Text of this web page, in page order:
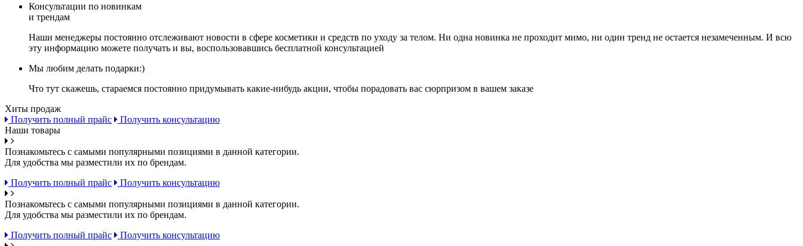
Консультации по новинкам
и трендам
Наши менеджеры постоянно отслеживают новости в сфере косметики и средств по уходу за телом. Ни одна новинка не проходит мимо, ни один тренд не остается незамеченным. И всю
эту информацию можете получать и вы, воспользовавшись бесплатной консультацией
Мы любим делать подарки:)
Что тут скажешь, стараемся постоянно придумывать какие-нибудь акции, чтобы порадовать вас сюрпризом в вашем заказе
Хиты продаж
Получить полный прайс
Получить консультацию
Наши товары
Познакомьтесь с самыми популярными позициями в данной категории.
Для удобства мы разместили их по брендам.
Получить полный прайс
Получить консультацию
Познакомьтесь с самыми популярными позициями в данной категории.
Для удобства мы разместили их по брендам.
Получить полный прайс
Получить консультацию